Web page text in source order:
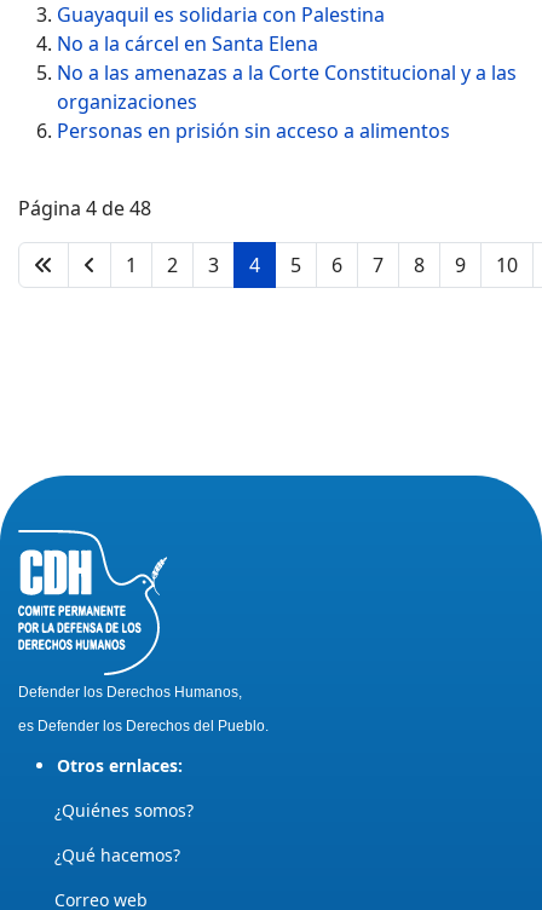
Guayaquil es solidaria con Palestina
No a la cárcel en Santa Elena
No a las amenazas a la Corte Constitucional y a las
organizaciones
Personas en prisión sin acceso a alimentos
Página 4 de 48
1 2 3 4 5 6 7 8 9 10
Defender los Derechos Humanos,
es Defender los Derechos del Pueblo.
Otros ernlaces:
¿Quiénes somos?
¿Qué hacemos?
Correo web